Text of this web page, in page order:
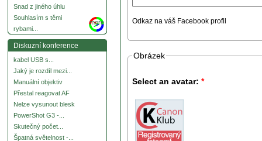
Snad z jiného úhlu
Souhlasím s těmi
rybami...
more
Diskuzní konference
kabel USB s...
Jaký je rozdíl mezi...
Manuální objektiv
Přestal reagovat AF
Nelze vysunout blesk
PowerShot G3 -...
Skutečný počet...
Špatná světelnost -...
Odkaz na váš Facebook profil
Obrázek
Select an avatar: *